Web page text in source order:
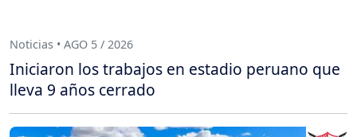
Noticias • AGO 5 / 2026
Iniciaron los trabajos en estadio peruano que
lleva 9 años cerrado